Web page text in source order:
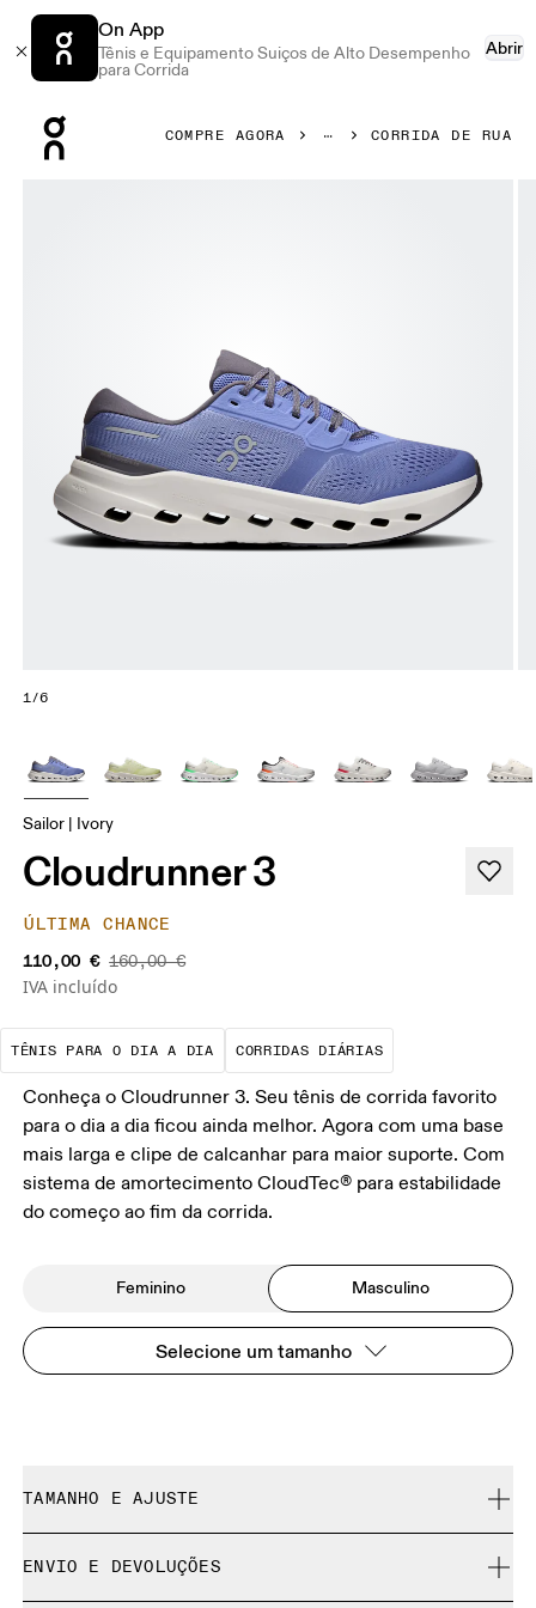
On App
Tênis e Equipamento Suiços de Alto Desempenho
para Corrida
Abrir
COMPRE AGORA CORRIDA DE RUA
1/6
Sailor | Ivory
Cloudrunner 3
ÚLTIMA CHANCE
110,00 € 160,00 €
IVA incluído
TÊNIS PARA O DIA A DIA
A melhor escolha para a maioria
CORRIDAS DIÁRIAS
São corridas de
Conheça o Cloudrunner 3. Seu tênis de corrida favorito
para o dia a dia ficou ainda melhor. Agora com uma base
mais larga e clipe de calcanhar para maior suporte. Com
sistema de amortecimento CloudTec® para estabilidade
do começo ao fim da corrida.
Feminino Masculino
Selecione um tamanho
TAMANHO E AJUSTE
ENVIO E DEVOLUÇÕES